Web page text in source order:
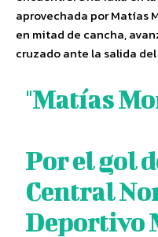
aprovechada por Matías
en mitad de cancha,
cruzado ante la salida
"Matías
Por el gol
Central
Deportivo